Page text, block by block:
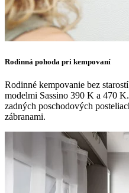
Rodinná pohoda pri kempovaní
Rodinné kempovanie bez
modelmi Sassino 390 K a 470
zadných poschodových
zábranami.